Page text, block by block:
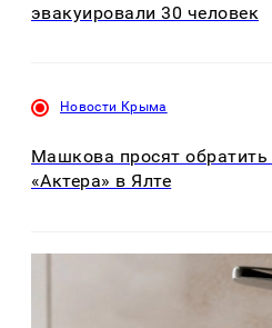
эвакуировали 30 человек
Новости Крыма
Машкова просят обратить
«Актера» в Ялте